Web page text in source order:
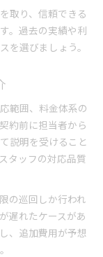
取り、信頼できる
。過去の実績や利
を選びましょう。
範囲、料金体系の
約前に担当者から
説明を受けること
タッフの対応品質
の巡回しか行われ
遅れたケースがあ
、追加費用が予想